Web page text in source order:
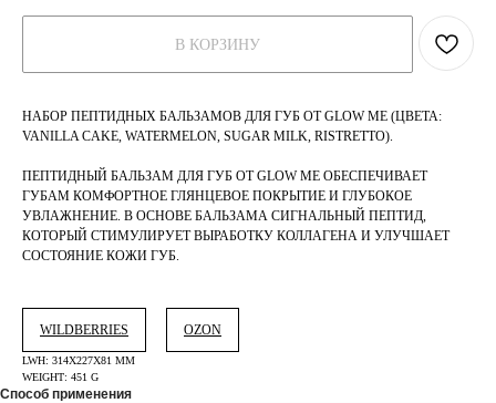
В КОРЗИНУ
НАБОР ПЕПТИДНЫХ БАЛЬЗАМОВ ДЛЯ ГУБ ОТ GLOW ME (ЦВЕТА:
VANILLA CAKE, WATERMELON, SUGAR MILK, RISTRETTO).
ПЕПТИДНЫЙ БАЛЬЗАМ ДЛЯ ГУБ ОТ GLOW ME ОБЕСПЕЧИВАЕТ
ГУБАМ КОМФОРТНОЕ ГЛЯНЦЕВОЕ ПОКРЫТИЕ И ГЛУБОКОЕ
УВЛАЖНЕНИЕ. В ОСНОВЕ БАЛЬЗАМА СИГНАЛЬНЫЙ ПЕПТИД,
КОТОРЫЙ СТИМУЛИРУЕТ ВЫРАБОТКУ КОЛЛАГЕНА И УЛУЧШАЕТ
СОСТОЯНИЕ КОЖИ ГУБ.
WILDBERRIES OZON
LWH: 314X227X81 MM
WEIGHT: 451 G
Способ применения